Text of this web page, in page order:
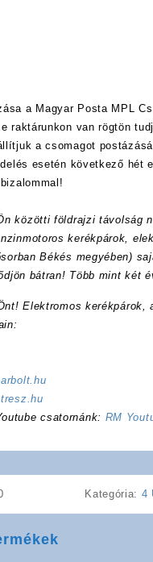
a Magyar Posta MPL
raktárunkon van rögtön
a csomagot
esetén következő hét
közötti földrajzi távolság
kerékpárok,
Békés megyében)
bátran! Több mint két
Elektromos
csatornánk: RM
Kategória: 4